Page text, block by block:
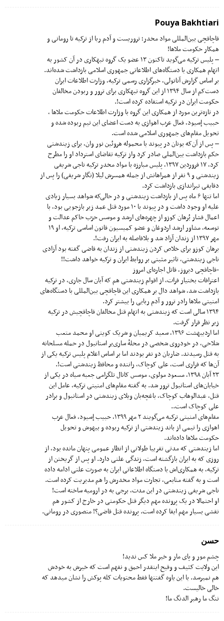
Pouya Bakhtiari
قاچاقچی بین‌المللی مواد مخدر؛ تروریست و آدم ربا از ترکیه تا رومانی و
همکار حکومت ملاها!
– پلیس ترکیه می‌گوید تاکنون ۱۳ عضو یک گروه تبهکاری در آن کشور به
اتهام همکاری با دستگاه‌های اطلاعاتی جمهوری اسلامی بازداشت شده‌اند.
بر اساس گزارش آناتولی، خبرگزاری رسمی ترکیه، وزارت اطلاعات ایران
دست‌کم از سال ۱۳۹۴ از این گروه تبهکاری برای ترور و ربودن مخالفان
حکومت ایران در ترکیه استفاده کرده است!.
در تاز‌ه‌ترین مورد از همکاری این گروه با وزارت اطلاعات حکومت ملاها ،‌
حبیب إسیود، فعال عرب اهوازی به دست اعضای این تیم ربوده شده و
تحویل مقام‌های جمهوری اسلامی شده‌ است.
– پس از آن‌که یونان در پیوند با محموله هروئین نور وان، برای زیندشتی
حکم بازداشت بین‌الملی صادر کرد واز ترکیه تقاضای استرداد او را مطرح
کرد، ۱۷ فروردین ۱۳۹۷، پلیس مبارزه با مواد مخدر ترکیه ناجی شریفی
زیندشتی و ۹ نفر از همراهانش از جمله همسرش لیلا (نگار شریفی) را پس از
دقایقی تیراندازی بازداشت کرد.
اما تنها ۶ ماه پس از بازداشت زیندشتی و در حالی‌که شواهد بسیار زیادی
علیه او وجود داشت و در پیوند با ۱۰ مورد قتل عمد زیر بازجویی بود، با
اعمال فشار بُرهان کوزو از چهره‌های ارشد و موسس حزب حاکم عدالت و
توسعه، مشاور ارشد اردوغان و عضو کمیسیون قانون اساسی ترکیه، او ۱۹
مهر ۱۳۹۷ از زندان آزاد شد و بلافاصله به ایران رفت!.
برهان کوزو برای خلاص کردن زیندشتی از زندان به قاضی گفته بود آزادی
ناجی زیندشتی، تاثیر مثبتی بر روابط ایران و ترکیه خواهد داشت!!
-قاچاقچی دیروز، قاتل اجاره‌ای امروز
اعترافات بختیار فرات، از اقوام زیندشتی هم که آبان سال جاری، در ترکیه
بازداشت شد، شواهد دال بر همکاری این قاچاقچی بین‌المللی با دستگاه‌های
امنیتی ملاها رادر ترور و آدم ربایی را بیشتر کرد.
۱۳۹۴ سالی است که زیندشتی به اتهام قتل مخالفان قاچاقچیش در ترکیه
زیر نظر قرار گرفت.
اما اردیبهشت ۱۳۹۶، سعید کریمیان و شریک کویتی او محمد متعب
شلاحی، در خودروی شخصی در محلهٔ ساری‌یر استانبول در حمله مسلحانه
به قتل رسیدند. ضاربان دو نفر بودند اما بر اساس اعلام پلیس ترکیه یکی از
آن‌ها که فراری است، علی کوچاک، راننده و محافظ زیندشتی است!.
۲۳ آبان ۱۳۹۸، مسعود مولوی، موسس کانال تلگرامی جعبه سیاه در یکی از
خیابان‌های استانبول ترور شد. به گفته مقام‌های امنیتی ترکیه، عامل این
قتل، عبدالوهاب کوچاک، باغچه‌بان ویلای زیندشتی در استانبول و برادر
علی کوچاک است..
مقام‌های امنیتی ترکیه می‌گویند ۲ مهر ۱۳۹۹، حبیب إسیود، فعال عرب
اهوازی را تیمی از باند زیندشتی از ترکیه ربوده و بیهوش و تحویل
حکومت ملاها داده‌اند.
اما زیندشتی که مدتی تقریبا طولانی از انظار عمومی پنهان مانده بود، از
روزی که به ایران بازگشته است، زندگی علنی دارد. او پس از گریختن از
ترکیه، به همکاری‌اش با دستگاه اطلاعاتی ایران به صورت علنی ادامه داده
است و به گفته منابعی، تجارت مواد مخدرش را هم مدیریت کرده است.
ناجی شریفی زیندشتی در این مدت، برجی به در ارومیه ساخته است!
او احتمالا در یک پرونده مهم دیگر قتل حکومتی در خارج از کشور هم
نقشی بسیار مهم ایفا کرده است. پرونده‌ قتل قاضی؟! منصوری در رومانی.
حسن
چشم مور و پای مار و خیر ملا کس ندید!
این ولایت کثیف و وقیح اینقدر احمق و نفهم است که خیرش به خودش
هم نمیرسد. با این یاوه گفتنها فقط محتویات کله پوکش را نشان میدهد که
خالی خالیست.
ننگ ما رهبر الدنگ ما!